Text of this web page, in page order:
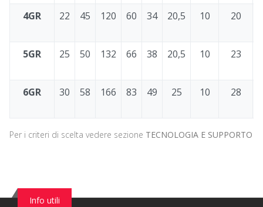
4GR 22 45 120 60 34 20,5 10 20
5GR 25 50 132 66 38 20,5 10 23
6GR 30 58 166 83 49 25 10 28
Per i criteri di scelta vedere sezione TECNOLOGIA E SUPPORTO
Info utili